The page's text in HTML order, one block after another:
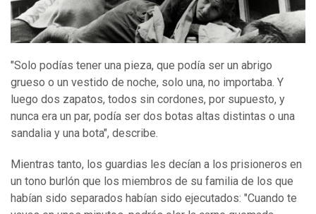
"Solo podías tener una pieza, que podía ser un abrigo
grueso o un vestido de noche, solo una, no importaba. Y
luego dos zapatos, todos sin cordones, por supuesto, y
nunca era un par, podía ser dos botas altas distintas o una
sandalia y una bota", describe.
Mientras tanto, los guardias les decían a los prisioneros en
un tono burlón que los miembros de su familia de los que
habían sido separados habían sido ejecutados: "Cuando te